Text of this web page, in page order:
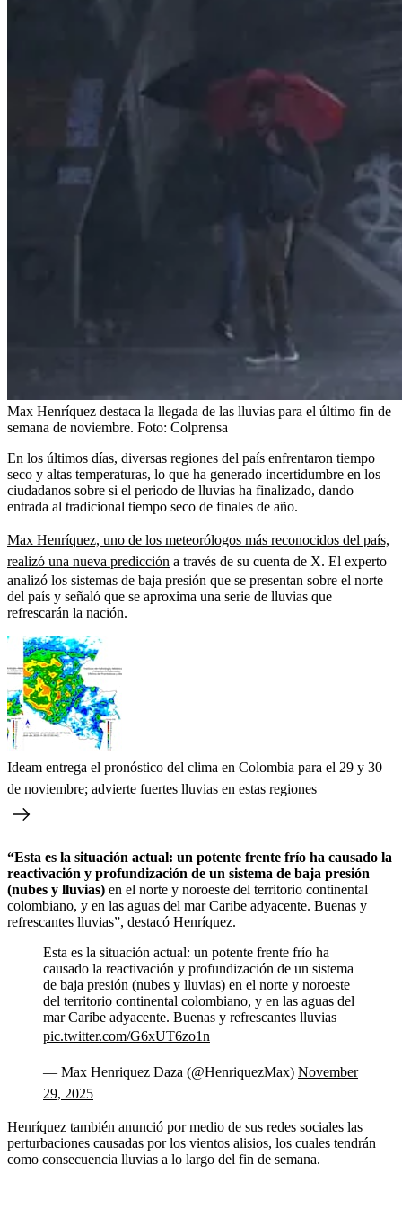
Max Henríquez destaca la llegada de las lluvias para el último fin de
semana de noviembre. Foto: Colprensa
En los últimos días, diversas regiones del país enfrentaron tiempo
seco y altas temperaturas, lo que ha generado incertidumbre en los
ciudadanos sobre si el periodo de lluvias ha finalizado, dando
entrada al tradicional tiempo seco de finales de año.
Max Henríquez, uno de los meteorólogos más reconocidos del país,
realizó una nueva predicción a través de su cuenta de X. El experto
analizó los sistemas de baja presión que se presentan sobre el norte
del país y señaló que se aproxima una serie de lluvias que
refrescarán la nación.
Ideam entrega el pronóstico del clima en Colombia para el 29 y 30
de noviembre; advierte fuertes lluvias en estas regiones
“Esta es la situación actual: un potente frente frío ha causado la
reactivación y profundización de un sistema de baja presión
(nubes y lluvias) en el norte y noroeste del territorio continental
colombiano, y en las aguas del mar Caribe adyacente. Buenas y
refrescantes lluvias”, destacó Henríquez.
Esta es la situación actual: un potente frente frío ha
causado la reactivación y profundización de un sistema
de baja presión (nubes y lluvias) en el norte y noroeste
del territorio continental colombiano, y en las aguas del
mar Caribe adyacente. Buenas y refrescantes lluvias
pic.twitter.com/G6xUT6zo1n
— Max Henriquez Daza (@HenriquezMax) November
29, 2025
Henríquez también anunció por medio de sus redes sociales las
perturbaciones causadas por los vientos alisios, los cuales tendrán
como consecuencia lluvias a lo largo del fin de semana.